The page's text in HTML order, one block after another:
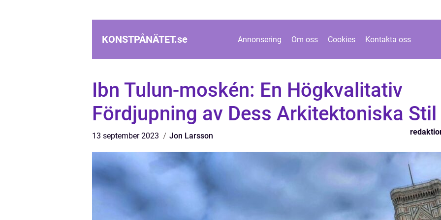
KONSTPÅNÄTET.se Annonsering Om oss Cookies Kontakta oss
Ibn Tulun-moskén: En Högkvalitativ
Fördjupning av Dess Arkitektoniska Stil
13 september 2023 Jon Larsson